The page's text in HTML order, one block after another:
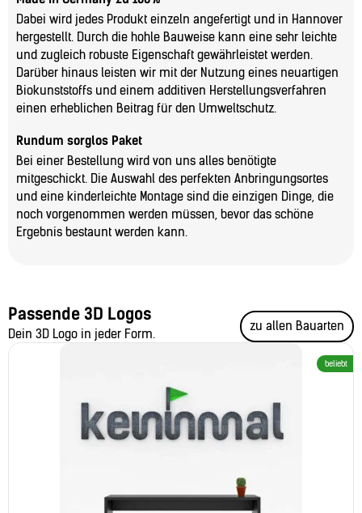
Dabei wird jedes Produkt einzeln angefertigt und in Hannover
hergestellt. Durch die hohle Bauweise kann eine sehr leichte
und zugleich robuste Eigenschaft gewährleistet werden.
Darüber hinaus leisten wir mit der Nutzung eines neuartigen
Biokunststoffs und einem additiven Herstellungsverfahren
einen erheblichen Beitrag für den Umweltschutz.
Rundum sorglos Paket
Bei einer Bestellung wird von uns alles benötigte
mitgeschickt. Die Auswahl des perfekten Anbringungsortes
und eine kinderleichte Montage sind die einzigen Dinge, die
noch vorgenommen werden müssen, bevor das schöne
Ergebnis bestaunt werden kann.
Passende 3D Logos
Dein 3D Logo in jeder Form.
zu allen Bauarten
beliebt